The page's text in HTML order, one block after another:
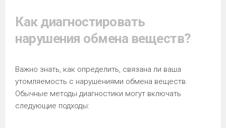
Как диагностировать
нарушения обмена веществ?
Важно знать, как определить, связана ли ваша
утомляемость с нарушениями обмена веществ.
Обычные методы диагностики могут включать
следующие подходы: